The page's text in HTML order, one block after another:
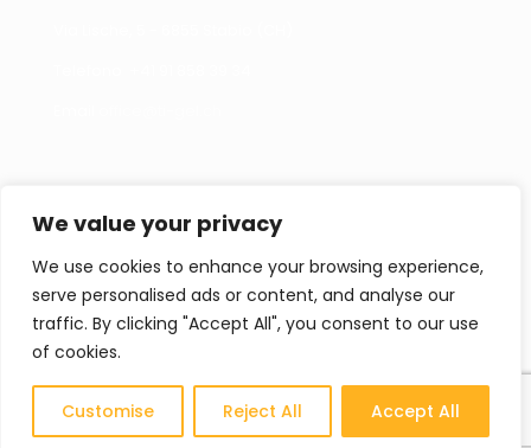
We value your privacy
We use cookies to enhance your browsing experience,
serve personalised ads or content, and analyse our
traffic. By clicking "Accept All", you consent to our use
of cookies.
Customise Reject All Accept All
Cookies policy
Privacy policy
Contatti
Cataloghi
segnalazioni o curiosità
non esitate a contattarci.
CONTATTACI